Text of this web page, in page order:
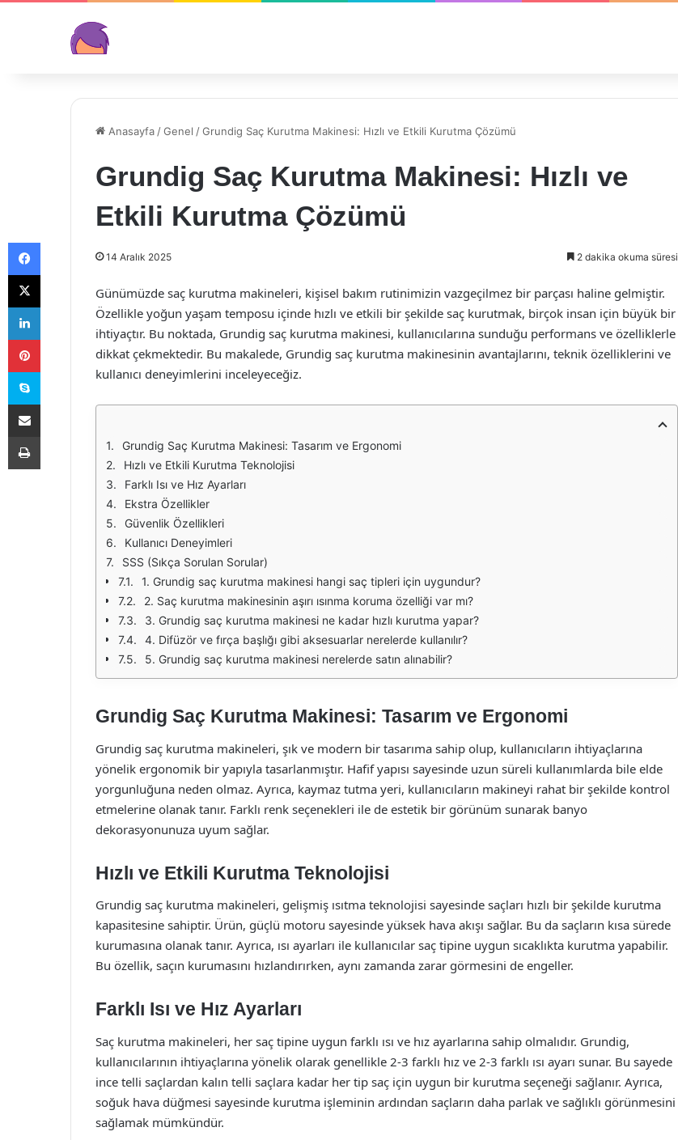
Anasayfa /Genel /Grundig Saç Kurutma Makinesi: Hızlı ve Etkili Kurutma Çözümü
Grundig Saç Kurutma Makinesi: Hızlı ve
Etkili Kurutma Çözümü
14 Aralık 2025 2 dakika okuma süresi
Günümüzde saç kurutma makineleri, kişisel bakım rutinimizin vazgeçilmez bir parçası haline gelmiştir.
Özellikle yoğun yaşam temposu içinde hızlı ve etkili bir şekilde saç kurutmak, birçok insan için büyük bir
ihtiyaçtır. Bu noktada, Grundig saç kurutma makinesi, kullanıcılarına sunduğu performans ve özelliklerle
dikkat çekmektedir. Bu makalede, Grundig saç kurutma makinesinin avantajlarını, teknik özelliklerini ve
kullanıcı deneyimlerini inceleyeceğiz.
Grundig Saç Kurutma Makinesi: Tasarım ve Ergonomi
Hızlı ve Etkili Kurutma Teknolojisi
Farklı Isı ve Hız Ayarları
Ekstra Özellikler
Güvenlik Özellikleri
Kullanıcı Deneyimleri
SSS (Sıkça Sorulan Sorular)
1. Grundig saç kurutma makinesi hangi saç tipleri için uygundur?
2. Saç kurutma makinesinin aşırı ısınma koruma özelliği var mı?
3. Grundig saç kurutma makinesi ne kadar hızlı kurutma yapar?
4. Difüzör ve fırça başlığı gibi aksesuarlar nerelerde kullanılır?
5. Grundig saç kurutma makinesi nerelerde satın alınabilir?
Grundig Saç Kurutma Makinesi: Tasarım ve Ergonomi
Grundig saç kurutma makineleri, şık ve modern bir tasarıma sahip olup, kullanıcıların ihtiyaçlarına
yönelik ergonomik bir yapıyla tasarlanmıştır. Hafif yapısı sayesinde uzun süreli kullanımlarda bile elde
yorgunluğuna neden olmaz. Ayrıca, kaymaz tutma yeri, kullanıcıların makineyi rahat bir şekilde kontrol
etmelerine olanak tanır. Farklı renk seçenekleri ile de estetik bir görünüm sunarak banyo
dekorasyonunuza uyum sağlar.
Hızlı ve Etkili Kurutma Teknolojisi
Grundig saç kurutma makineleri, gelişmiş ısıtma teknolojisi sayesinde saçları hızlı bir şekilde kurutma
kapasitesine sahiptir. Ürün, güçlü motoru sayesinde yüksek hava akışı sağlar. Bu da saçların kısa sürede
kurumasına olanak tanır. Ayrıca, ısı ayarları ile kullanıcılar saç tipine uygun sıcaklıkta kurutma yapabilir.
Bu özellik, saçın kurumasını hızlandırırken, aynı zamanda zarar görmesini de engeller.
Farklı Isı ve Hız Ayarları
Saç kurutma makineleri, her saç tipine uygun farklı ısı ve hız ayarlarına sahip olmalıdır. Grundig,
kullanıcılarının ihtiyaçlarına yönelik olarak genellikle 2-3 farklı hız ve 2-3 farklı ısı ayarı sunar. Bu sayede
ince telli saçlardan kalın telli saçlara kadar her tip saç için uygun bir kurutma seçeneği sağlanır. Ayrıca,
soğuk hava düğmesi sayesinde kurutma işleminin ardından saçların daha parlak ve sağlıklı görünmesini
sağlamak mümkündür.
Facebook
X
LinkedIn
Pinterest
Skype
E-Posta ile paylaş